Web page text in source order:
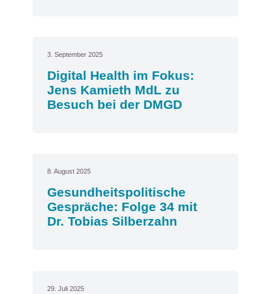
3. September 2025
Digital Health im Fokus:
Jens Kamieth MdL zu
Besuch bei der DMGD
8. August 2025
Gesundheitspolitische
Gespräche: Folge 34 mit
Dr. Tobias Silberzahn
29. Juli 2025